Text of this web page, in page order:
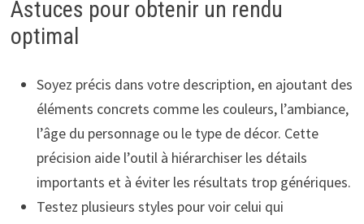
Astuces pour obtenir un rendu
optimal
Soyez précis dans votre description, en ajoutant des
éléments concrets comme les couleurs, l’ambiance,
l’âge du personnage ou le type de décor. Cette
précision aide l’outil à hiérarchiser les détails
importants et à éviter les résultats trop génériques.
Testez plusieurs styles pour voir celui qui